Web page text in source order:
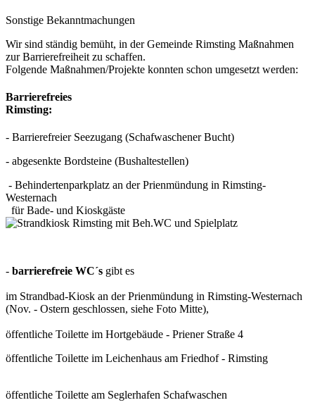
Sonstige Bekanntmachungen
Wir sind ständig bemüht, in der Gemeinde Rimsting Maßnahmen
zur Barrierefreiheit zu schaffen.
Folgende Maßnahmen/Projekte konnten schon umgesetzt werden:
Barrierefreies
- Barrierefreier Seezugang (Schafwaschener Bucht)
- abgesenkte Bordsteine (Bushaltestellen)
- Behindertenparkplatz an der Prienmündung in Rimsting-
Westernach
für Bade- und Kioskgäste
- barrierefreie WC´s gibt es
im Strandbad-Kiosk an der Prienmündung in Rimsting-Westernach
(Nov. - Ostern geschlossen, siehe Foto Mitte),
öffentliche Toilette im Hortgebäude - Priener Straße 4
öffentliche Toilette im Leichenhaus am Friedhof - Rimsting
öffentliche Toilette am Seglerhafen Schafwaschen